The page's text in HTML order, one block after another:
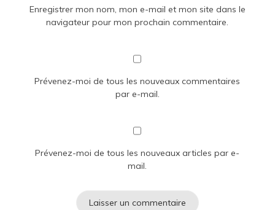
Enregistrer mon nom, mon e-mail et mon site dans le
navigateur pour mon prochain commentaire.
Prévenez-moi de tous les nouveaux commentaires
par e-mail.
Prévenez-moi de tous les nouveaux articles par e-
mail.